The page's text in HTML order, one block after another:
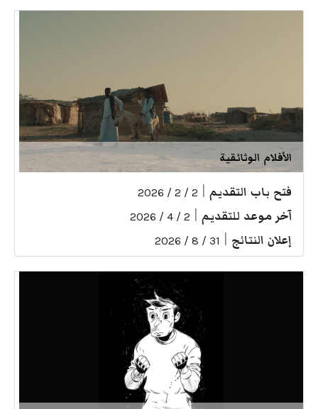
الأفلام الوثائقية
فتح باب التقديم 2 / 2 / 2026
آخر موعد للتقديم 2 / 4 / 2026
إعلان النتائج 31 / 8 / 2026